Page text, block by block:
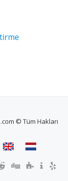
© Tüm Hakları